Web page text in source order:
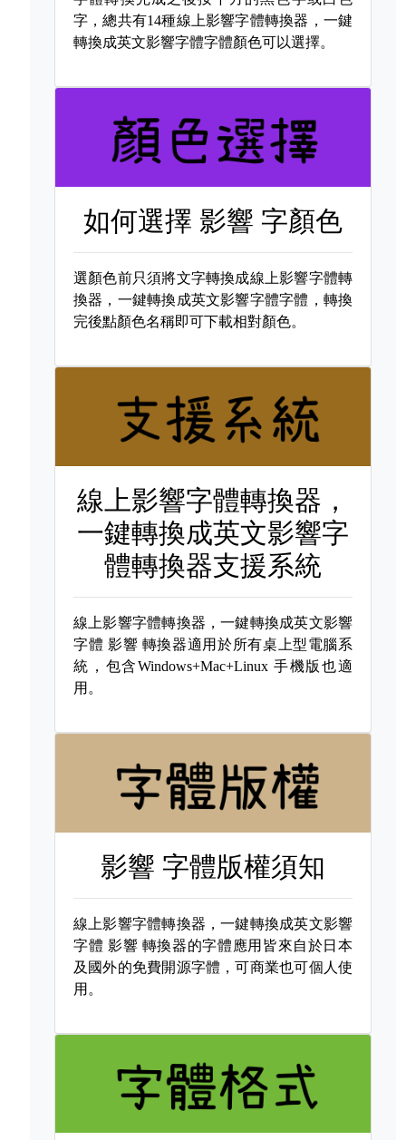
字，總共有14種線上影響字體轉換器，一鍵
轉換成英文影響字體字體顏色可以選擇。
如何選擇 影響 字顏色
選顏色前只須將文字轉換成線上影響字體轉
換器，一鍵轉換成英文影響字體字體，轉換
完後點顏色名稱即可下載相對顏色。
線上影響字體轉換器，
一鍵轉換成英文影響字
體轉換器支援系統
線上影響字體轉換器，一鍵轉換成英文影響
字體 影響 轉換器適用於所有桌上型電腦系
統，包含Windows+Mac+Linux 手機版也適
用。
影響 字體版權須知
線上影響字體轉換器，一鍵轉換成英文影響
字體 影響 轉換器的字體應用皆來自於日本
及國外的免費開源字體，可商業也可個人使
用。